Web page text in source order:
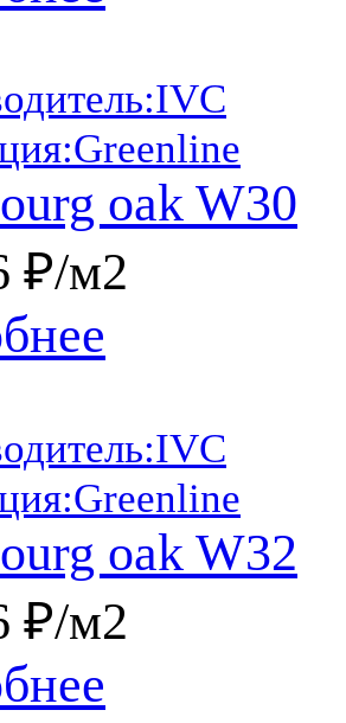
IVC
Greenline
oak W30
₽/м2
IVC
Greenline
oak W32
₽/м2